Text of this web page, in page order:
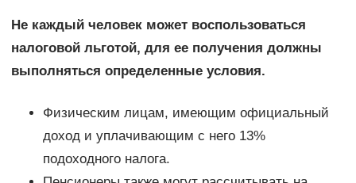
Не каждый человек может воспользоваться
налоговой льготой, для ее получения должны
выполняться определенные условия.
Физическим лицам, имеющим официальный
доход и уплачивающим с него 13%
подоходного налога.